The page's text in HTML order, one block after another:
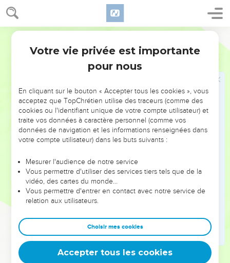
Marc 1
synagogues et chassant les démons.
Jésus guérit un lépreux
Un lépreux vint à lui et, se jetant à genoux, il lui dit d’un
ton suppliant : Si tu le veux, tu peux me rendre pur.
dit : Je le veux, sois pur.
Aussitôt la lèpre le quitta, et il fut purifié.
Jésus le renvoya aussitôt avec de sévères
recommandations,
montrer au sacrificateur, et présente pour ta purification ce
que Moïse a prescrit,
afin que cela leur serve de témoignage.
46
Mais cet homme, une fois parti, se mit à publier
hautement la nouvelle et à la colporter, de sorte que Jésus
ne pouvait plus entrer ouvertement dans une ville. Il se
tenait dehors, dans les lieux déserts, et l’on venait à lui de
toutes parts.
Votre vie privée est importante
pour nous
En cliquant sur le bouton « Accepter tous les cookies », vous
acceptez que TopChrétien utilise des traceurs (comme des
cookies ou l'identifiant unique de votre compte utilisateur) et
traite vos données à caractère personnel (comme vos
données de navigation et les informations renseignées dans
votre compte utilisateur) dans les buts suivants :
Mesurer l'audience de notre service
Vous permettre d'utiliser des services tiers tels que de la
vidéo, des cartes du monde…
Vous permettre d'entrer en contact avec notre service de
relation aux utilisateurs.
Choisir mes cookies
Accepter tous les cookies